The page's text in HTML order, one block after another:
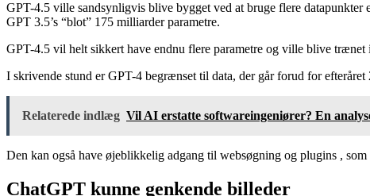
GPT-4.5 ville sandsynligvis blive bygget ved at bruge flere datapunkter
GPT 3.5’s “blot” 175 milliarder parametre.
GPT-4.5 vil helt sikkert have endnu flere parametre og ville blive trænet
I skrivende stund er GPT-4 begrænset til data, der går forud for
Relaterede indlæg Vil AI erstatte softwareingeniører? En
Den kan også have øjeblikkelig adgang til websøgning og plugins ,
ChatGPT kunne genkende billeder